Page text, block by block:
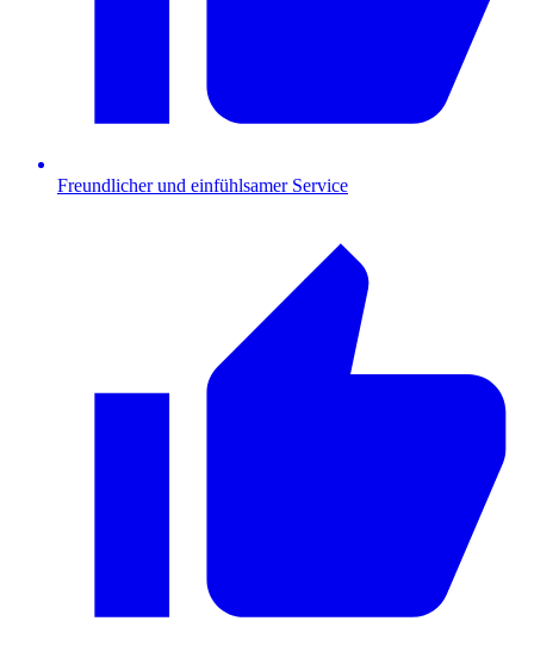
Freundlicher und einfühlsamer Service